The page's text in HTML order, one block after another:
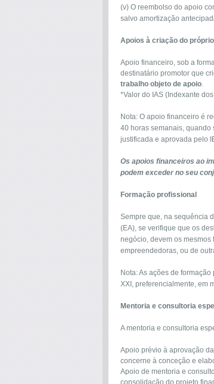
(v) O reembolso do apoio
salvo amortização
Apoios à criação do
Apoio financeiro, sob a
destinatário promotor que
trabalho objeto de apoio.
*Valor do IAS (Indexante
Nota: O apoio financeiro é
40 horas semanais, quando
justificada e aprovada pelo
Os apoios financeiros ao
podem exceder no seu
Formação profissional
Sempre que, na sequência
(EA), se verifique que os
negócio, devem os
empreendedoras, ou de
Nota: As ações de
XXI, preferencialmente, em
Mentoria e consultoria
A mentoria e consultoria
Apoio prévio à aprovação
concerne à conceção e
Apoio de mentoria e
consolidação do projeto